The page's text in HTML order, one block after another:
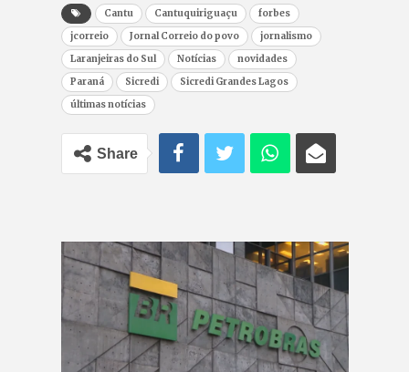
Cantu Cantuquiriguaçu
forbes
jcorreio
Jornal Correio do povo
jornalismo
Laranjeiras do Sul
Notícias
novidades
Paraná
Sicredi
Sicredi Grandes Lagos
últimas notícias
Share